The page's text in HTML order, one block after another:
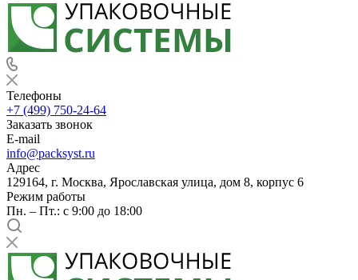
Телефоны
+7 (499) 750-24-64
Заказать звонок
E-mail
info@packsyst.ru
Адрес
129164, г. Москва, Ярославская улица, дом 8, корпус 6
Режим работы
Пн. – Пт.: с 9:00 до 18:00